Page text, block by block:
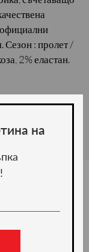
Сезон : пролет /
2% еластан.
на